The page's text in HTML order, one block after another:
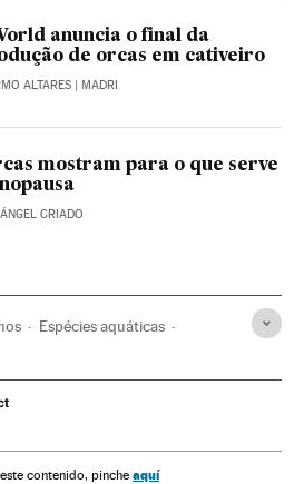
anuncia o final da
de orcas em cativeiro
ALTARES | MADRI
mostram para o que serve
CRIADO
Espécies aquáticas
contenido, pinche aquí